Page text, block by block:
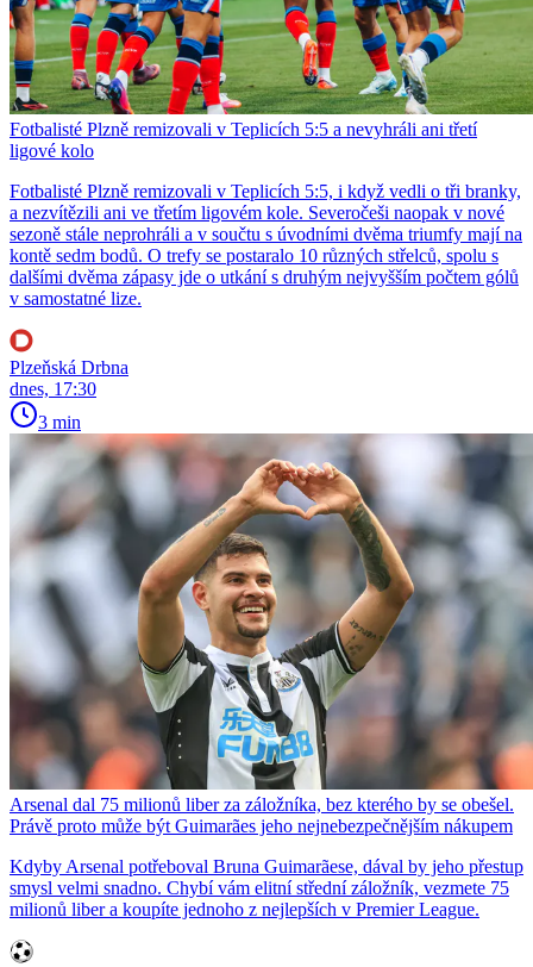
Fotbalisté Plzně remizovali v Teplicích 5:5 a nevyhráli ani třetí
ligové kolo
Fotbalisté Plzně remizovali v Teplicích 5:5, i když vedli o tři branky,
a nezvítězili ani ve třetím ligovém kole. Severočeši naopak v nové
sezoně stále neprohráli a v součtu s úvodními dvěma triumfy mají na
kontě sedm bodů. O trefy se postaralo 10 různých střelců, spolu s
dalšími dvěma zápasy jde o utkání s druhým nejvyšším počtem gólů
v samostatné lize.
Plzeňská Drbna
dnes, 17:30
3 min
Arsenal dal 75 milionů liber za záložníka, bez kterého by se obešel.
Právě proto může být Guimarães jeho nejnebezpečnějším nákupem
Kdyby Arsenal potřeboval Bruna Guimarãese, dával by jeho přestup
smysl velmi snadno. Chybí vám elitní střední záložník, vezmete 75
milionů liber a koupíte jednoho z nejlepších v Premier League.